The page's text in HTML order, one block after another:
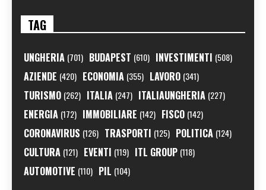
TAG
UNGHERIA (701) BUDAPEST (610) INVESTIMENTI (508)
AZIENDE (420) ECONOMIA (355) LAVORO (341)
TURISMO (262) ITALIA (247) ITALIAUNGHERIA (227)
ENERGIA (172) IMMOBILIARE (142) FISCO (142)
CORONAVIRUS (126) TRASPORTI (125) POLITICA (124)
CULTURA (121) EVENTI (119) ITL GROUP (118)
AUTOMOTIVE (110) PIL (104)